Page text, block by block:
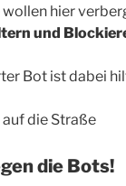
hier
und
Bot ist dabei
die Straße
die Bots!